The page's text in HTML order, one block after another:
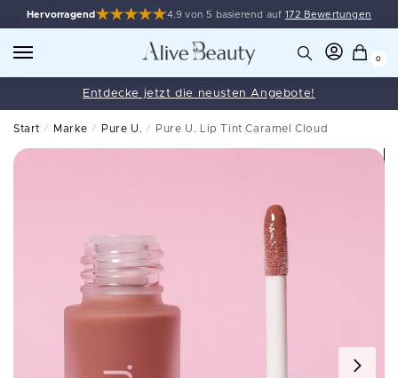
Hervorragend 4.9 von 5 basierend auf 172 Bewertungen
0
Entdecke jetzt die neusten Angebote!
Start / Marke / Pure U. / Pure U. Lip Tint Caramel Cloud